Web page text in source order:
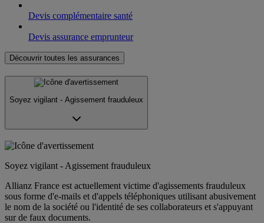
Devis complémentaire santé
Devis assurance emprunteur
Découvrir toutes les assurances
Soyez vigilant - Agissement frauduleux
Soyez vigilant - Agissement frauduleux
Allianz France est actuellement victime d'agissements frauduleux
sous forme d'e-mails et d'appels téléphoniques utilisant abusivement
le nom de la société ou l'identité de ses collaborateurs et s'appuyant
sur de faux documents.